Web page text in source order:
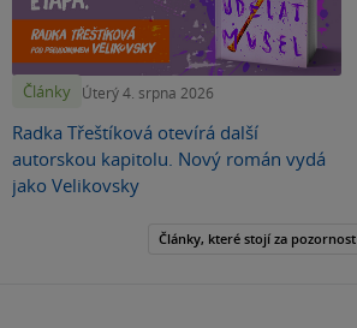
Články Úterý 4. srpna 2026
Radka Třeštíková otevírá další
autorskou kapitolu. Nový román vydá
jako Velikovsky
Články, které stojí za pozornost